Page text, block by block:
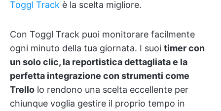
Toggl Track è la scelta migliore.
Con Toggl Track puoi monitorare facilmente
ogni minuto della tua giornata. I suoi timer con
un solo clic, la reportistica dettagliata e la
perfetta integrazione con strumenti come
Trello lo rendono una scelta eccellente per
chiunque voglia gestire il proprio tempo in